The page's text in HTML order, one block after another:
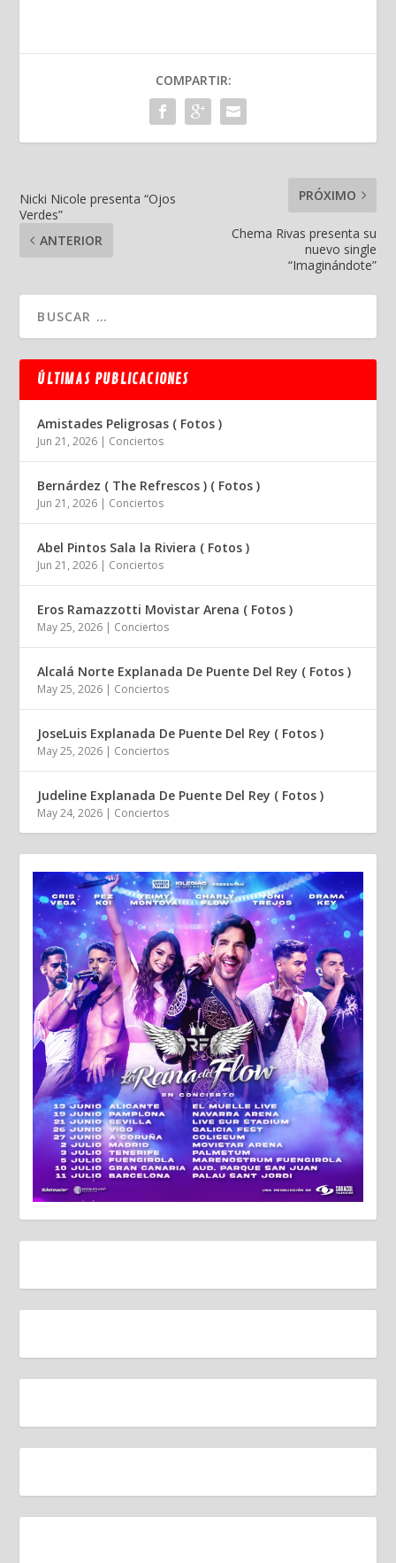
COMPARTIR:
Nicki Nicole presenta “Ojos
Verdes”
ANTERIOR
PRÓXIMO
Chema Rivas presenta su
nuevo single
“Imaginándote”
ÚLTIMAS PUBLICACIONES
Amistades Peligrosas ( Fotos )
Jun 21, 2026 | Conciertos
Bernárdez ( The Refrescos ) ( Fotos )
Jun 21, 2026 | Conciertos
Abel Pintos Sala la Riviera ( Fotos )
Jun 21, 2026 | Conciertos
Eros Ramazzotti Movistar Arena ( Fotos )
May 25, 2026 | Conciertos
Alcalá Norte Explanada De Puente Del Rey ( Fotos )
May 25, 2026 | Conciertos
JoseLuis Explanada De Puente Del Rey ( Fotos )
May 25, 2026 | Conciertos
Judeline Explanada De Puente Del Rey ( Fotos )
May 24, 2026 | Conciertos